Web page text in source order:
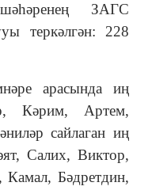
ЗАГС
теркәлгән: 228
арасында иң
Кәрим, Артем,
сайлаган иң
Салих, Виктор,
Бәдретдин,